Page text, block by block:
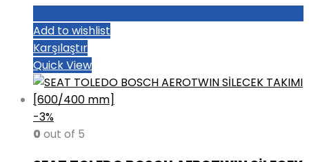
Add to wishlist
Karşılaştır
Quick View
-3%
0 out of 5